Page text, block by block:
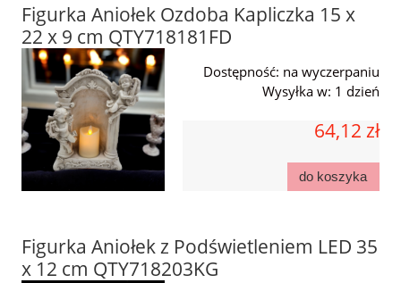
Figurka Aniołek Ozdoba Kapliczka 15 x
22 x 9 cm QTY718181FD
Dostępność: na wyczerpaniu
Wysyłka w: 1 dzień
64,12 zł
do koszyka
Figurka Aniołek z Podświetleniem LED 35
x 12 cm QTY718203KG